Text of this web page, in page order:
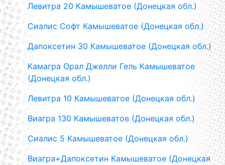
Левитра 20 Камышеватое (Донецкая обл.)
Сиалис Софт Камышеватое (Донецкая обл.)
Дапоксетин 30 Камышеватое (Донецкая обл.)
Камагра Орал Джелли Гель Камышеватое
(Донецкая обл.)
Левитра 10 Камышеватое (Донецкая обл.)
Виагра 130 Камышеватое (Донецкая обл.)
Сиалис 5 Камышеватое (Донецкая обл.)
Виагра+Дапоксетин Камышеватое (Донецкая